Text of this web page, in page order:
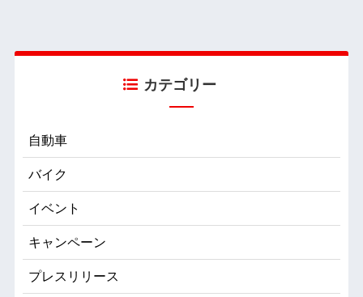
カテゴリー
自動車
バイク
イベント
キャンペーン
プレスリリース